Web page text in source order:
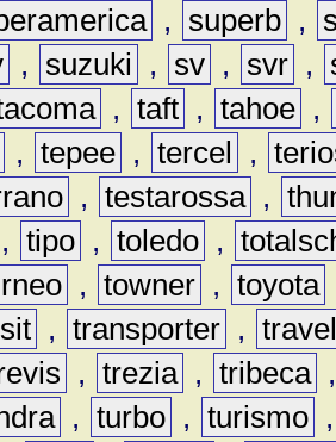
, superb ,
, suzuki , sv , svr ,
, taft , tahoe ,
, tepee , tercel ,
, testarossa ,
, tipo , toledo ,
, towner , toyota
, transporter ,
, trezia , tribeca
, turbo , turismo